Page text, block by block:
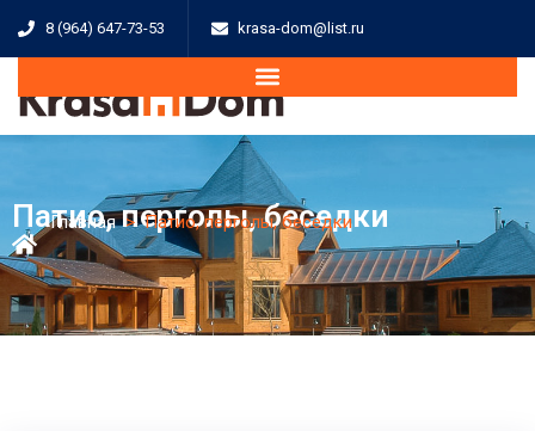
8 (964) 647-73-53 krasa-dom@list.ru
Патио, перголы, беседки
Главная>Патио, перголы, беседки